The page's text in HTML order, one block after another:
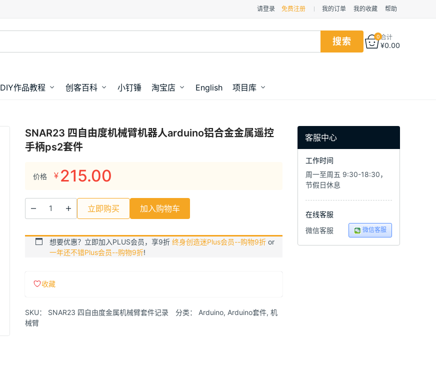
请登录 免费注册 我的订单 我的收藏 帮助
0合计
¥0.00
DIY作品教程 创客百科 小钉锤 淘宝店 English 项目库
SNAR23 四自由度机械臂机器人arduino铝合金金属遥控
手柄ps2套件
价格 ¥ 215.00
立即购买 加入购物车
想要优惠？立即加入PLUS会员，享9折 终身创造迷Plus会员--购物9折 or
一年还不错Plus会员--购物9折!
收藏
SKU： SNAR23 四自由度金属机械臂套件记录 分类： Arduino, Arduino套件, 机
械臂
客服中心
工作时间
周一至周五 9:30-18:30，
节假日休息
在线客服
微信客服
微信客服